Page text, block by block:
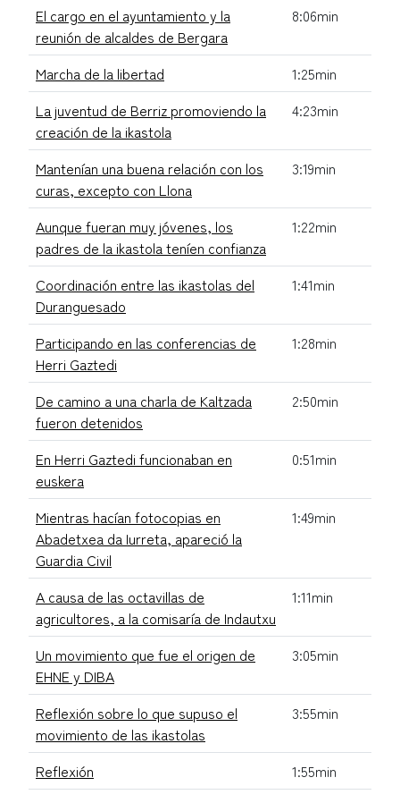
El cargo en el ayuntamiento y la
reunión de alcaldes de Bergara
8:06min
Marcha de la libertad
1:25min
La juventud de Berriz promoviendo la
creación de la ikastola
4:23min
Mantenían una buena relación con los
curas, excepto con Llona
3:19min
Aunque fueran muy jóvenes, los
padres de la ikastola teníen confianza
1:22min
Coordinación entre las ikastolas del
Duranguesado
1:41min
Participando en las conferencias de
Herri Gaztedi
1:28min
De camino a una charla de Kaltzada
fueron detenidos
2:50min
En Herri Gaztedi funcionaban en
euskera
0:51min
Mientras hacían fotocopias en
Abadetxea da Iurreta, apareció la
Guardia Civil
1:49min
A causa de las octavillas de
agricultores, a la comisaría de Indautxu
1:11min
Un movimiento que fue el origen de
EHNE y DIBA
3:05min
Reflexión sobre lo que supuso el
movimiento de las ikastolas
3:55min
Reflexión 1:55min